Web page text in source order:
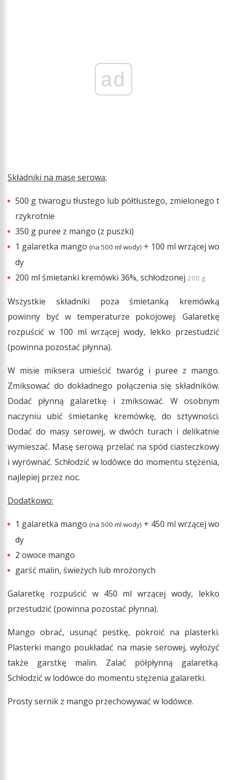
ad
Składniki na masę serową:
500 g twarogu tłustego lub półtłustego, zmielonego t
rzykrotnie
350 g puree z mango (z puszki)
1 galaretka mango (na 500 ml wody) + 100 ml wrzącej wo
dy
200 ml śmietanki kremówki 36%, schłodzonej 200 g
Wszystkie składniki poza śmietanką kremówką
powinny być w temperaturze pokojowej. Galaretkę
rozpuścić w 100 ml wrzącej wody, lekko przestudzić
(powinna pozostać płynna).
W misie miksera umieścić twaróg i puree z mango.
Zmiksować do dokładnego połączenia się składników.
Dodać płynną galaretkę i zmiksować. W osobnym
naczyniu ubić śmietankę kremówkę, do sztywności.
Dodać do masy serowej, w dwóch turach i delikatnie
wymieszać. Masę serową przelać na spód ciasteczkowy
i wyrównać. Schłodzić w lodówce do momentu stężenia,
najlepiej przez noc.
Dodatkowo:
1 galaretka mango (na 500 ml wody) + 450 ml wrzącej wo
dy
2 owoce mango
garść malin, świeżych lub mrożonych
Galaretkę rozpuścić w 450 ml wrzącej wody, lekko
przestudzić (powinna pozostać płynna).
Mango obrać, usunąć pestkę, pokroić na plasterki.
Plasterki mango poukładać na masie serowej, wyłożyć
także garstkę malin. Zalać półpłynną galaretką.
Schłodzić w lodówce do momentu stężenia galaretki.
Prosty sernik z mango przechowywać w lodówce.